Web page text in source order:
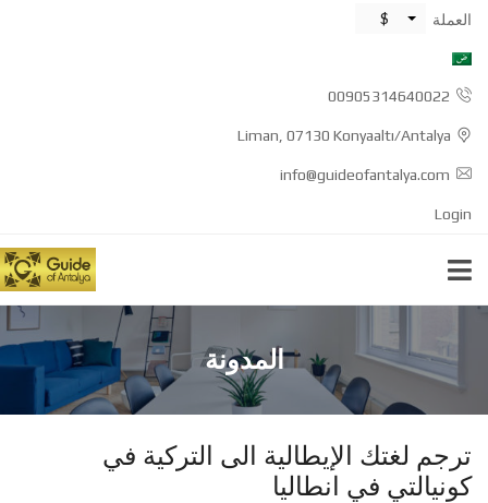
العملة $
00905314640022
Liman, 07130 Konyaaltı/Antalya
info@guideofantalya.com
Login
المدونة
ترجم لغتك الإيطالية الى التركية في
كونيالتي في انطاليا